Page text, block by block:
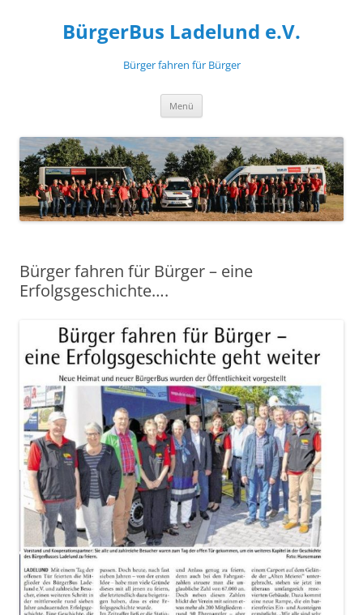
springenBürgerBus Ladelund e.V.
Bürger fahren für Bürger
Menü
Bürger fahren für Bürger – eine
Erfolgsgeschichte….